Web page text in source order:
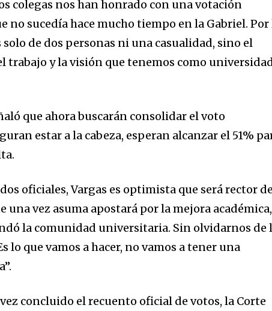
colegas nos han honrado con una votación
no sucedía hace mucho tiempo en la Gabriel. Por
de dos personas ni una casualidad, sino el
trabajo y la visión que tenemos como
que ahora buscarán consolidar el voto
estar a la cabeza, esperan alcanzar el 51%
oficiales, Vargas es optimista que será rector
una vez asuma apostará por la mejora académica,
la comunidad universitaria. Sin olvidarnos de
lo que vamos a hacer, no vamos a tener una
concluido el recuento oficial de votos, la Corte